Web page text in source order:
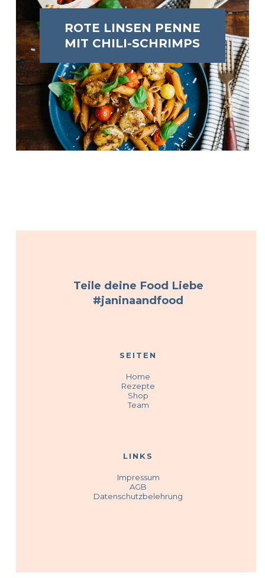
ROTE LINSEN PENNE
MIT CHILI-SCHRIMPS
Teile deine Food Liebe
#janinaandfood
SEITEN
Home
Rezepte
Shop
Team
LINKS
Impressum
AGB
Datenschutzbelehrung